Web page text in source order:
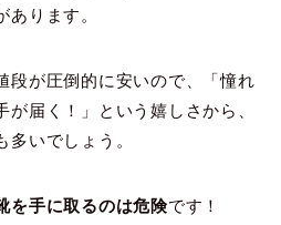
あります。
段が圧倒的に安いので、「憧れ
届く！」という嬉しさから、
いでしょう。
を手に取るのは危険です！